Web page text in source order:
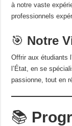
à notre vaste
professionnels
🎯 Notre
Offrir aux étudiants
l’État, en se
passionne, tout en
📚